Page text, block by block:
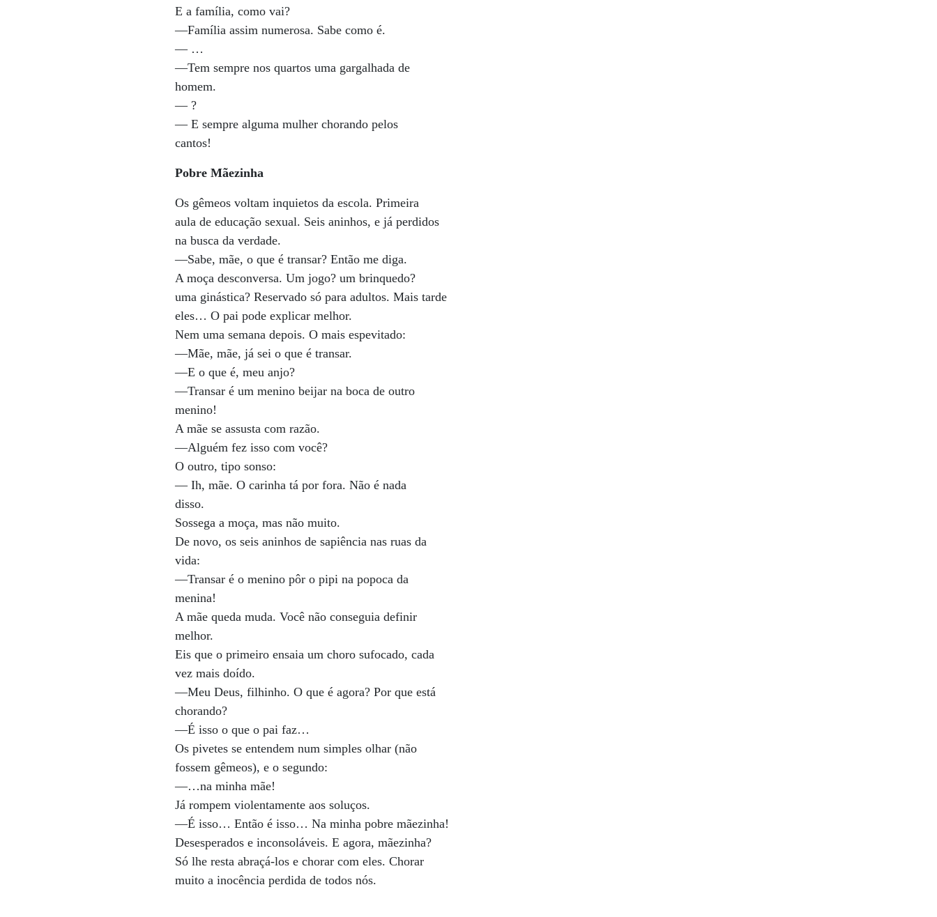
E a família, como vai?
—Família assim numerosa. Sabe como é.
— …
—Tem sempre nos quartos uma gargalhada de
homem.
— ?
— E sempre alguma mulher chorando pelos
cantos!
Pobre Mãezinha
Os gêmeos voltam inquietos da escola. Primeira
aula de educação sexual. Seis aninhos, e já perdidos
na busca da verdade.
—Sabe, mãe, o que é transar? Então me diga.
A moça desconversa. Um jogo? um brinquedo?
uma ginástica? Reservado só para adultos. Mais tarde
eles… O pai pode explicar melhor.
Nem uma semana depois. O mais espevitado:
—Mãe, mãe, já sei o que é transar.
—E o que é, meu anjo?
—Transar é um menino beijar na boca de outro
menino!
A mãe se assusta com razão.
—Alguém fez isso com você?
O outro, tipo sonso:
— Ih, mãe. O carinha tá por fora. Não é nada
disso.
Sossega a moça, mas não muito.
De novo, os seis aninhos de sapiência nas ruas da
vida:
—Transar é o menino pôr o pipi na popoca da
menina!
A mãe queda muda. Você não conseguia definir
melhor.
Eis que o primeiro ensaia um choro sufocado, cada
vez mais doído.
—Meu Deus, filhinho. O que é agora? Por que está
chorando?
—É isso o que o pai faz…
Os pivetes se entendem num simples olhar (não
fossem gêmeos), e o segundo:
—…na minha mãe!
Já rompem violentamente aos soluços.
—É isso… Então é isso… Na minha pobre mãezinha!
Desesperados e inconsoláveis. E agora, mãezinha?
Só lhe resta abraçá-los e chorar com eles. Chorar
muito a inocência perdida de todos nós.